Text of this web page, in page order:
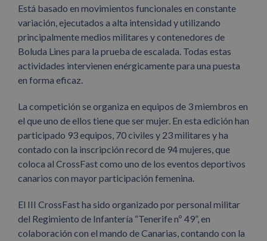
Está basado en movimientos funcionales en constante
variación, ejecutados a alta intensidad y utilizando
principalmente medios militares y contenedores de
Boluda Lines para la prueba de escalada. Todas estas
actividades intervienen enérgicamente para una puesta
en forma eficaz.
La competición se organiza en equipos de 3 miembros en
el que uno de ellos tiene que ser mujer. En esta edición han
participado 93 equipos, 70 civiles y 23 militares y ha
contado con la inscripción record de 94 mujeres, que
coloca al CrossFast como uno de los eventos deportivos
canarios con mayor participación femenina.
El III CrossFast ha sido organizado por personal militar
del Regimiento de Infantería “Tenerife nº 49”, en
colaboración con el mando de Canarias, contando con la